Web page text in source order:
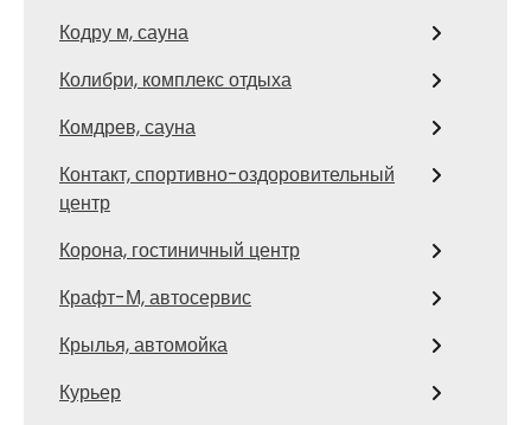
Кодру м, сауна
Колибри, комплекс отдыха
Комдрев, сауна
Контакт, спортивно-оздоровительный
центр
Корона, гостиничный центр
Крафт-М, автосервис
Крылья, автомойка
Курьер